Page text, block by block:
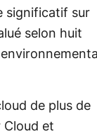
significatif sur
selon huit
de plus de
Cloud et